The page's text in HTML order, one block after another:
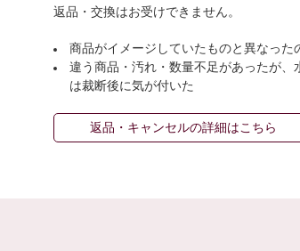
返品・交換はお受けできません。
商品がイメージしていたものと異なった
違う商品・汚れ・数量不足があったが、
は裁断後に気が付いた
返品・キャンセルの詳細はこちら